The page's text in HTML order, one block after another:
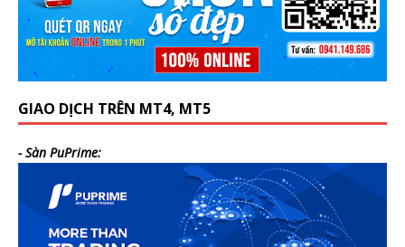
GIAO DỊCH TRÊN MT4, MT5
- Sàn PuPrime: